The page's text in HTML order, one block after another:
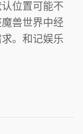
位置可能不
兽世界中经
。和记娱乐